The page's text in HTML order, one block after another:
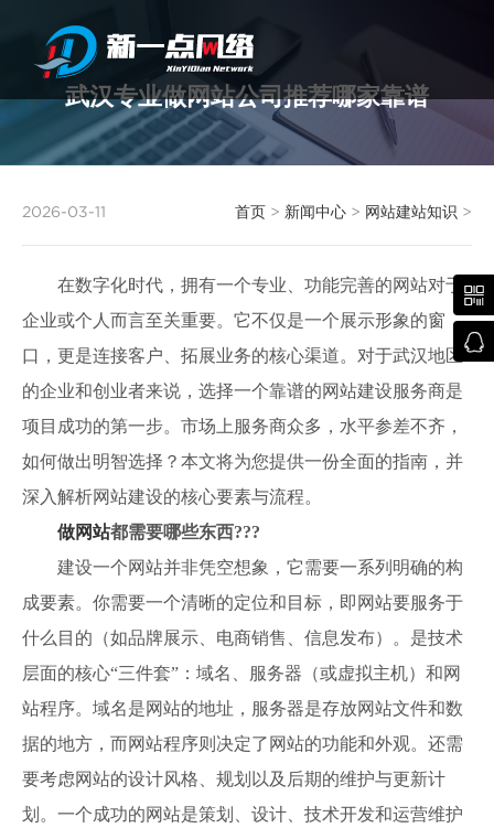
武汉专业做网站公司推荐哪家靠谱
2026-03-11 首页 > 新闻中心 > 网站建站知识 >
在数字化时代，拥有一个专业、功能完善的网站对于
企业或个人而言至关重要。它不仅是一个展示形象的窗
口，更是连接客户、拓展业务的核心渠道。对于武汉地区
的企业和创业者来说，选择一个靠谱的网站建设服务商是
项目成功的第一步。市场上服务商众多，水平参差不齐，
如何做出明智选择？本文将为您提供一份全面的指南，并
深入解析网站建设的核心要素与流程。
做网站都需要哪些东西???
建设一个网站并非凭空想象，它需要一系列明确的构
成要素。你需要一个清晰的定位和目标，即网站要服务于
什么目的（如品牌展示、电商销售、信息发布）。是技术
层面的核心“三件套”：域名、服务器（或虚拟主机）和网
站程序。域名是网站的地址，服务器是存放网站文件和数
据的地方，而网站程序则决定了网站的功能和外观。还需
要考虑网站的设计风格、规划以及后期的维护与更新计
划。一个成功的网站是策划、设计、技术开发和运营维护

